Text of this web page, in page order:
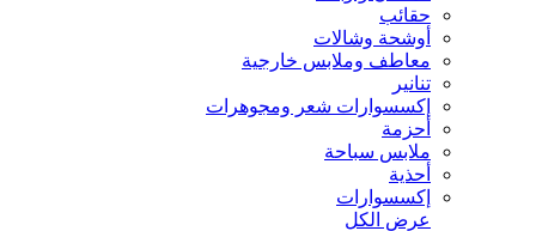
حقائب
أوشحة وشالات
معاطف وملابس خارجية
تنانير
إكسسوارات شعر ومجوهرات
أحزمة
ملابس سباحة
أحذية
إكسسوارات
عرض الكل